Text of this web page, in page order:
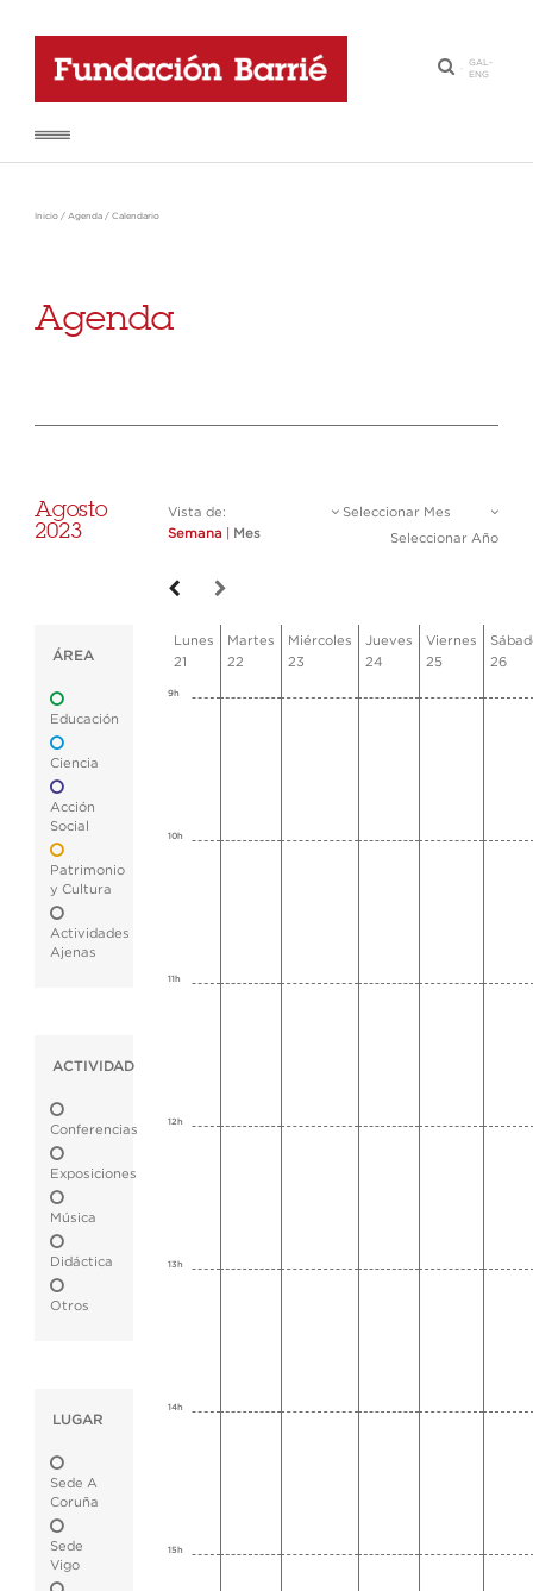
·
GAL-
ENG
Inicio / Agenda / Calendario
Agenda
Agosto
2023
Vista de:
Semana
Mes
Seleccionar Mes
Seleccionar Año
ÁREA
Educación
Ciencia
Acción
Social
Patrimonio
y Cultura
Actividades
Ajenas
ACTIVIDAD
Conferencias
Exposiciones
Música
Didáctica
Otros
LUGAR
Sede A
Coruña
Sede
Vigo
Lunes
21
Martes
22
Miércoles
23
Jueves
24
Viernes
25
26
9h
10h
11h
12h
13h
14h
15h